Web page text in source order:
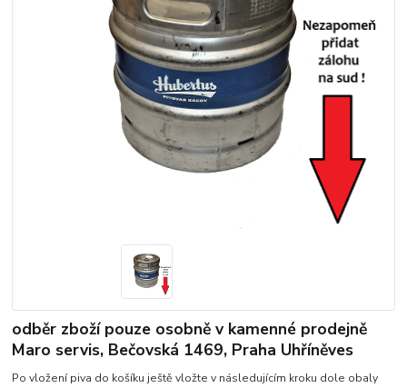
odběr zboží pouze osobně v kamenné prodejně
Maro servis, Bečovská 1469, Praha Uhříněves
Po vložení piva do košíku ještě vložte v následujícím kroku dole obaly